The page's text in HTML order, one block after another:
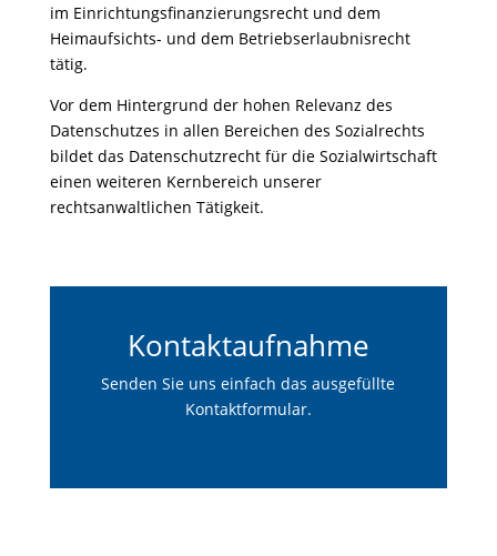
im Einrichtungsfinanzierungsrecht und dem
Heimaufsichts- und dem Betriebserlaubnisrecht
tätig.
Vor dem Hintergrund der hohen Relevanz des
Datenschutzes in allen Bereichen des Sozialrechts
bildet das Datenschutzrecht für die Sozialwirtschaft
einen weiteren Kernbereich unserer
rechtsanwaltlichen Tätigkeit.
Kontaktaufnahme
Senden Sie uns einfach das ausgefüllte
Kontaktformular.